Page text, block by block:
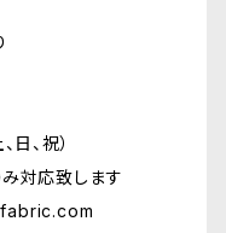
、祝）
対応致します